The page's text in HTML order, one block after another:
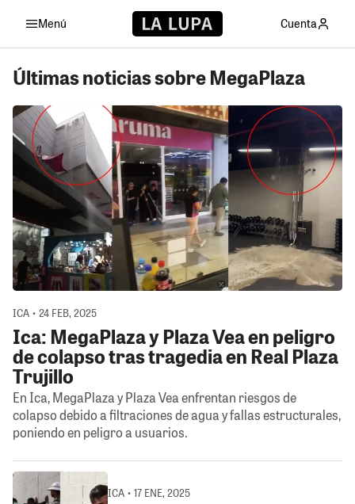
Menú Cuenta
Últimas noticias sobre MegaPlaza
ICA • 24 FEB, 2025
Ica: MegaPlaza y Plaza Vea en peligro
de colapso tras tragedia en Real Plaza
Trujillo
En Ica, MegaPlaza y Plaza Vea enfrentan riesgos de
colapso debido a filtraciones de agua y fallas estructurales,
poniendo en peligro a usuarios.
ICA • 17 ENE, 2025